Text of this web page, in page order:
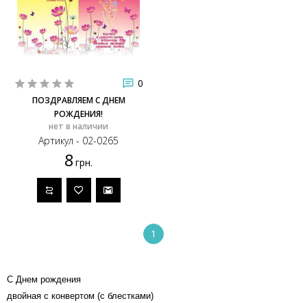
0
ПОЗДРАВЛЯЕМ С ДНЕМ
РОЖДЕНИЯ!
нет в наличии
Артикул - 02-0265
8 грн.
1
C Днем рождения
двойная с конвертом (с блестками)